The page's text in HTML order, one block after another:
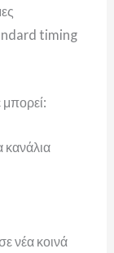
timing
μπορεί:
κανάλια
νέα κοινά